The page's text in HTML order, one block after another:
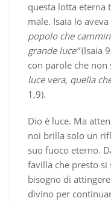
questa lotta eterna
male. Isaia lo
popolo che
grande luce”(Isaia
con parole che
luce vera, quella
1,9).
Dio è luce. Ma
noi brilla solo un
suo fuoco eterno.
favilla che presto si
bisogno di
divino per